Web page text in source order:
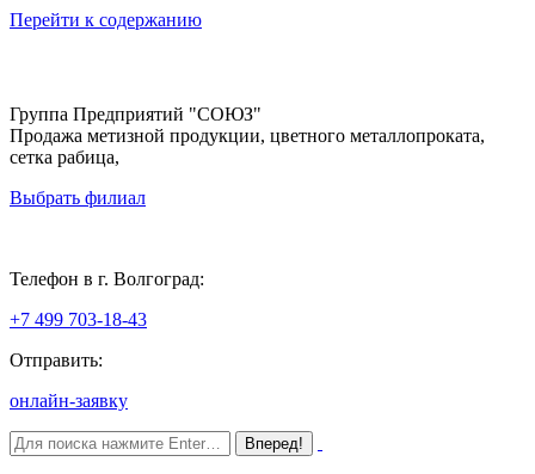
Перейти к содержанию
Группа Предприятий "СОЮЗ"
Продажа метизной продукции, цветного металлопроката,
сетка рабица,
Выбрать филиал
Телефон в г. Волгоград:
+7 499 703-18-43
Отправить:
онлайн-заявку